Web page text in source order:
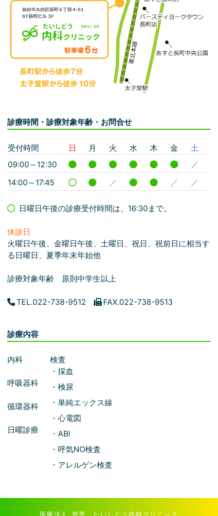
診療時間・診療対象年齢・お問合せ
受付時間 日 月 火 水 木 金
土
09:00～12:30
／
14:00～17:45
／ ／ ／
日曜日午後の診療受付時間は、16:30まで。
休診日
火曜日午後、金曜日午後、土曜日、祝日、祝前日に相当す
る日曜日、夏季年末年始他
診療対象年齢 原則中学生以上
TEL.022-738-9512 FAX.022-738-9513
診療内容
内科
呼吸器科
循環器科
日曜診療
検査
・採血
・検尿
・単純エックス線
・心電図
・ABI
・呼気NO検査
・アレルゲン検査
医療法人 慈恩 たいしどう内科クリニック